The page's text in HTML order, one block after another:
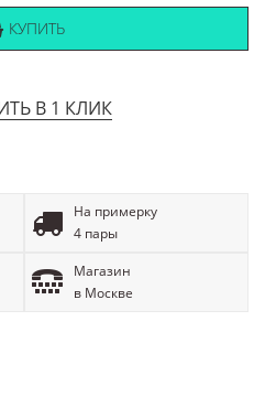
КУПИТЬ
В 1 КЛИК
На примерку
4 пары
Магазин
в Москве